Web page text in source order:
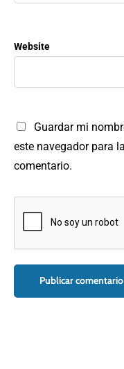
Website
Guardar mi
este navegador para
comentario.